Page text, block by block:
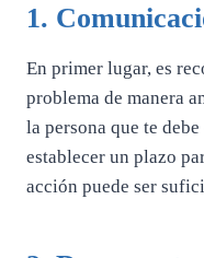
1.
En primer lugar, es
problema de manera
la persona que te
establecer un plazo
acción puede ser